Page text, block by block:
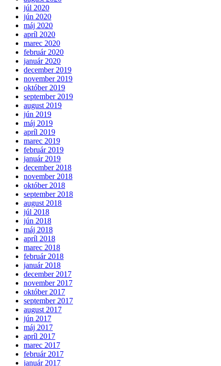
júl 2020
jún 2020
máj 2020
apríl 2020
marec 2020
február 2020
január 2020
december 2019
november 2019
október 2019
september 2019
august 2019
jún 2019
máj 2019
apríl 2019
marec 2019
február 2019
január 2019
december 2018
november 2018
október 2018
september 2018
august 2018
júl 2018
jún 2018
máj 2018
apríl 2018
marec 2018
február 2018
január 2018
december 2017
november 2017
október 2017
september 2017
august 2017
jún 2017
máj 2017
apríl 2017
marec 2017
február 2017
január 2017